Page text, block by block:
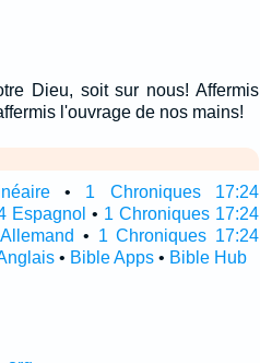
Dieu, soit sur nous! Affermis
l'ouvrage de nos mains!
• 1 Chroniques 17:24
Espagnol • 1 Chroniques 17:24
• 1 Chroniques 17:24
• Bible Apps• Bible Hub